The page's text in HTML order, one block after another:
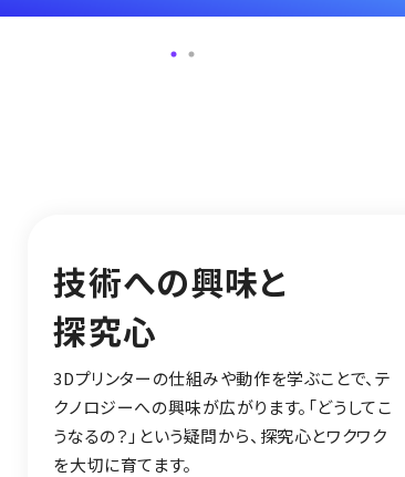
技術への興味と
探究心
3Dプリンターの仕組みや動作を学ぶことで、テ
クノロジーへの興味が広がります。「どうしてこ
うなるの？」という疑問から、探究心とワクワク
を大切に育てます。